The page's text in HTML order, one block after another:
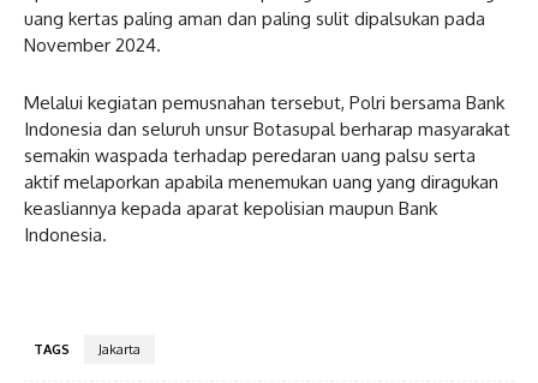
uang kertas paling aman dan paling sulit dipalsukan pada
November 2024.
Melalui kegiatan pemusnahan tersebut, Polri bersama Bank
Indonesia dan seluruh unsur Botasupal berharap masyarakat
semakin waspada terhadap peredaran uang palsu serta
aktif melaporkan apabila menemukan uang yang diragukan
keasliannya kepada aparat kepolisian maupun Bank
Indonesia.
TAGS Jakarta